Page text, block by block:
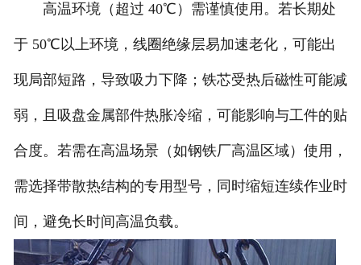
高温环境（超过 40℃）需谨慎使用。若长期处
于 50℃以上环境，线圈绝缘层易加速老化，可能出
现局部短路，导致吸力下降；铁芯受热后磁性可能减
弱，且吸盘金属部件热胀冷缩，可能影响与工件的贴
合度。若需在高温场景（如钢铁厂高温区域）使用，
需选择带散热结构的专用型号，同时缩短连续作业时
间，避免长时间高温负载。